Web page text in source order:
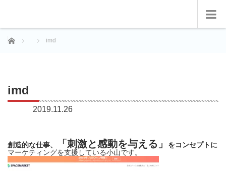
ホーム imd
imd
2019.11.26
創造的な仕事、 「刺激と感動を与える」
をコンセプトに
マーケティングを支援している小山です。